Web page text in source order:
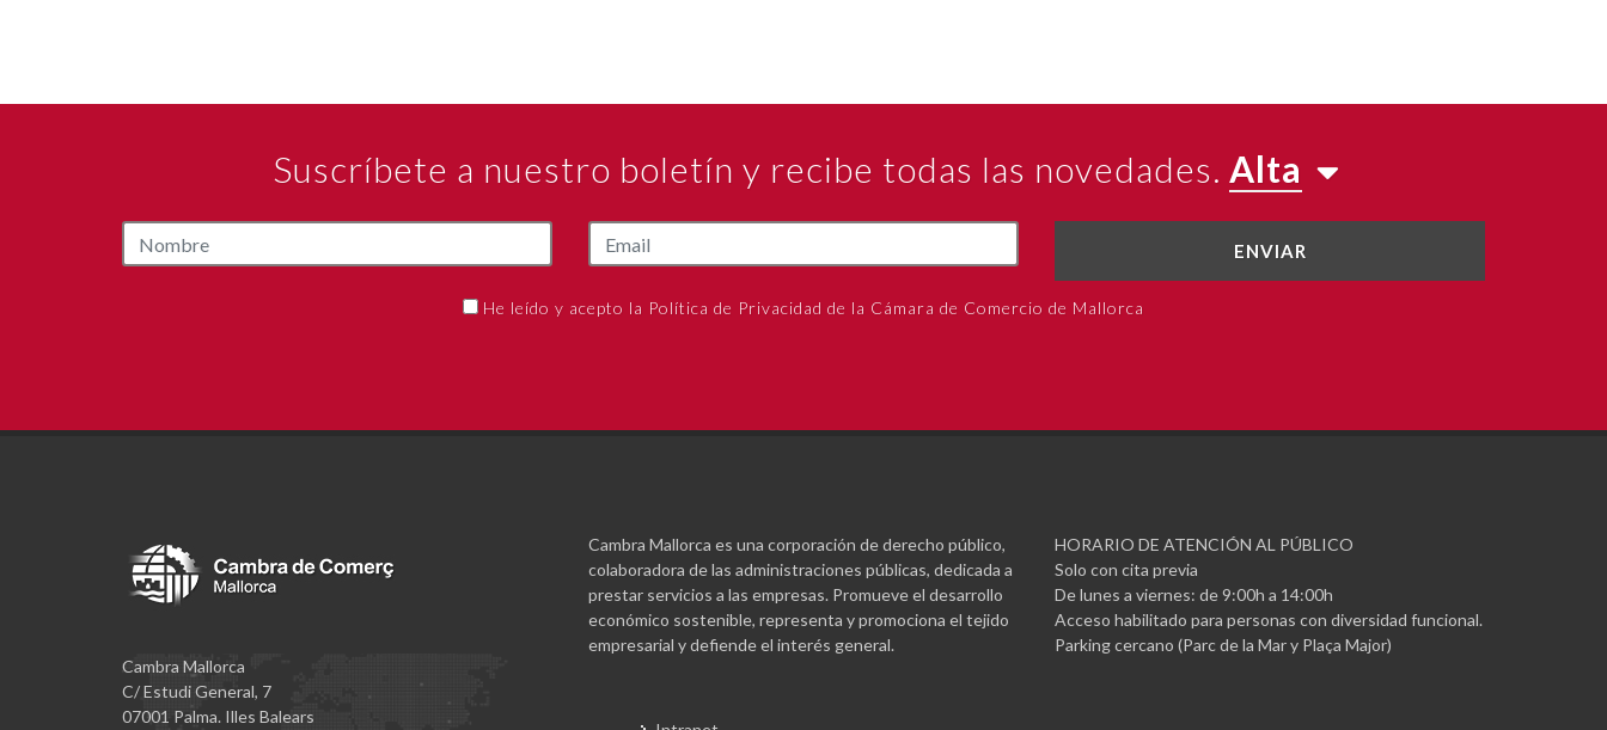
Suscríbete a nuestro boletín y recibe todas las novedades. Alta
ENVIAR
He leído y acepto la Política de Privacidad de la Cámara de Comercio de Mallorca
Cambra Mallorca
C/ Estudi General, 7
07001 Palma. Illes Balears
Cambra Mallorca es una corporación de derecho público,
colaboradora de las administraciones públicas, dedicada a
prestar servicios a las empresas. Promueve el desarrollo
económico sostenible, representa y promociona el tejido
empresarial y defiende el interés general.
HORARIO DE ATENCIÓN AL PÚBLICO
Solo con cita previa
De lunes a viernes: de 9:00h a 14:00h
Acceso habilitado para personas con diversidad funcional.
Parking cercano (Parc de la Mar y Plaça Major)